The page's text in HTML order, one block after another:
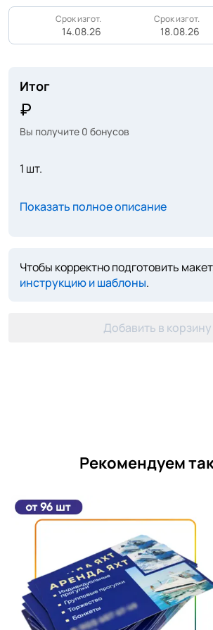
Срок изгот.
14.08.26
Срок изгот.
18.08.26
Итог
Вы получите 0 бонусов
1 шт.
Показать полное описание
Чтобы корректно подготовить
инструкцию и шаблоны.
Добавить в корзину
Рекомендуем